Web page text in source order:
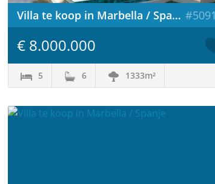
Villa te koop in Marbella / Spanje
€ 8.000.000
5 6 1333m²